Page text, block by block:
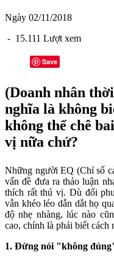
Ngày 02/11/2018
- 15.111 Lượt xem
Save
(Doanh nhân
nghĩa là không
không thể chê
vị nữa chứ?
Những người EQ (Chỉ số
vấn đề đưa ra thảo luận
thích rất thú vị. Dù đối
vẫn khéo léo dẫn dắt họ
độ nhẹ nhàng, lúc nào
cao, chính là phải biết
1. Đừng nói "không